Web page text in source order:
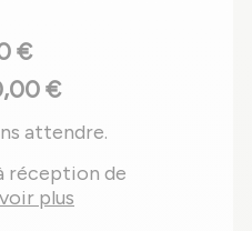
€
€
attendre.
réception de
plus